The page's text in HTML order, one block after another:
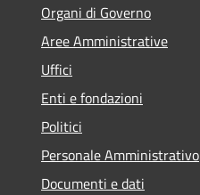
Organi di Governo
Aree Amministrative
Uffici
Enti e fondazioni
Politici
Personale Amministrativo
Documenti e dati